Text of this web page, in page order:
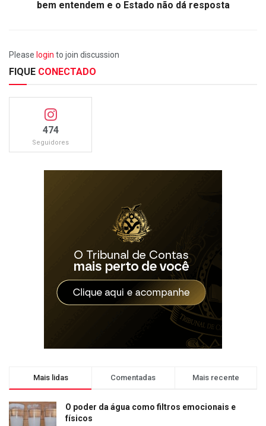
bem entendem e o Estado não dá resposta
Please login to join discussion
FIQUE CONECTADO
474
Seguidores
Mais lidas Comentadas Mais recente
O poder da água como filtros emocionais e
físicos